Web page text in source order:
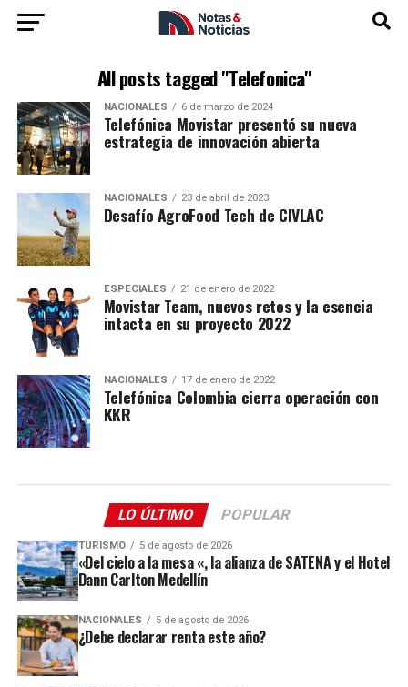
All posts tagged "Telefonica"
NACIONALES 6 de marzo de 2024
Telefónica Movistar presentó su nueva
estrategia de innovación abierta
NACIONALES 23 de abril de 2023
Desafío AgroFood Tech de CIVLAC
ESPECIALES 21 de enero de 2022
Movistar Team, nuevos retos y la esencia
intacta en su proyecto 2022
NACIONALES 17 de enero de 2022
Telefónica Colombia cierra operación con
KKR
LO ÚLTIMO POPULAR
TURISMO 5 de agosto de 2026
«Del cielo a la mesa «, la alianza de SATENA y el Hotel
Dann Carlton Medellín
NACIONALES 5 de agosto de 2026
¿Debe declarar renta este año?